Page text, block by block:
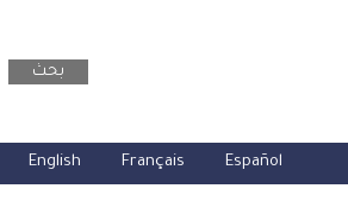
بحث
English Français Español